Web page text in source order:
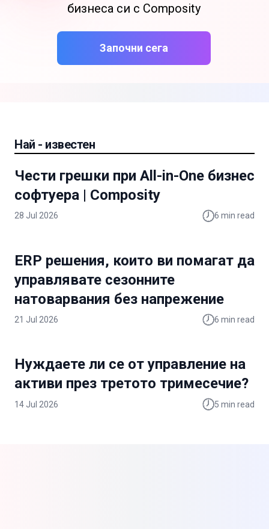
бизнеса си с Composity
Започни сега
Най - известен
Чести грешки при All-in-One бизнес
софтуера | Composity
28 Jul 2026 6 min read
ERP решения, които ви помагат да
управлявате сезонните
натоварвания без напрежение
21 Jul 2026 6 min read
Нуждаете ли се от управление на
активи през третото тримесечие?
14 Jul 2026 5 min read